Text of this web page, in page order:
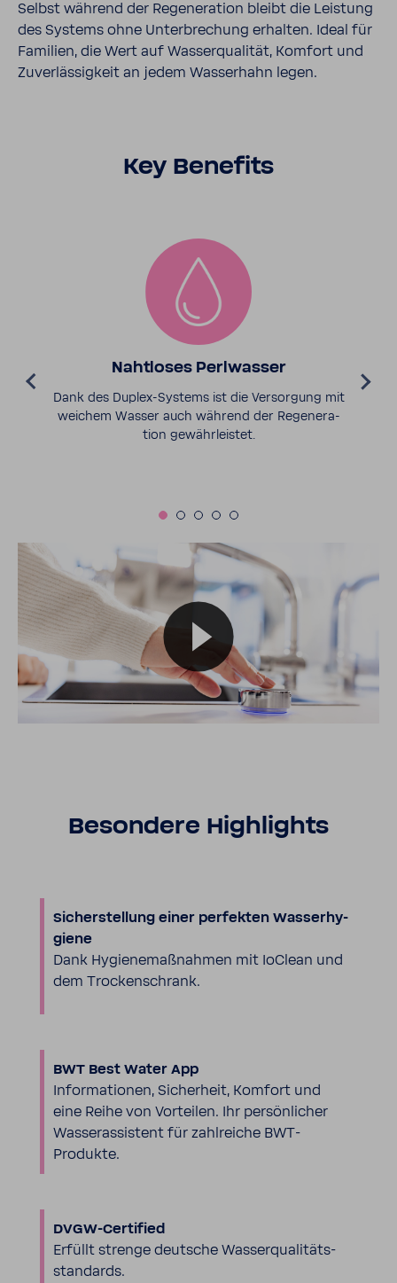
Selbst während der Rege­ne­ra­tion bleibt die Leis­tung
des Systems ohne Unter­bre­chung erhalten. Ideal für
Fami­lien, die Wert auf Wasser­qua­lität, Komfort und
Zuver­läs­sig­keit an jedem Wasser­hahn legen.
Key Bene­fits
Naht­loses Perl­wasser
Dank des Duplex-​Systems ist die Versor­gung mit
weichem Wasser auch während der Rege­ne­ra­
tion gewähr­leistet.
Beson­dere High­lights
Sicher­stel­lung einer perfekten Wasser­hy­
giene
Dank Hygie­ne­maß­nahmen mit IoClean und
dem Trocken­schrank.
BWT Best Water App
Infor­ma­tionen, Sicher­heit, Komfort und
eine Reihe von Vorteilen. Ihr persön­li­cher
Wasser­as­sis­tent für zahl­reiche BWT-​
Produkte.
DVGW-​Certified
Erfüllt strenge deut­sche Wasser­qua­li­täts­
stan­dards.